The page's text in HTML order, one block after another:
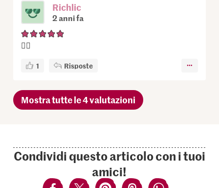
Richlic
2 anni fa
👍🏽
1 Risposte
Mostra tutte le 4 valutazioni
Condividi questo articolo con i tuoi
amici!